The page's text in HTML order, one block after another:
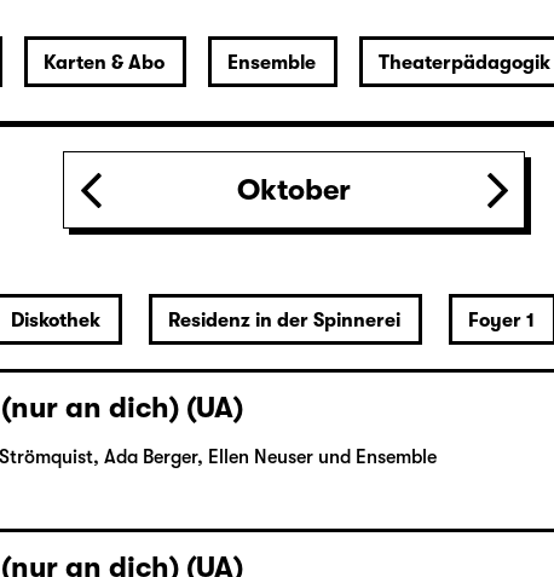
Karten & Abo Ensemble Theaterpädagogik
Oktober
Diskothek Residenz in der Spinnerei Foyer 1
an dich) (UA)
Ada Berger, Ellen Neuser und Ensemble
an dich) (UA)